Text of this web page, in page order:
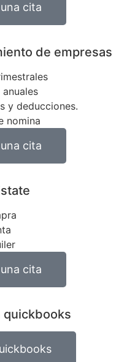
cita
de empresas
y deducciones.
nomina
cita
cita
quickbooks